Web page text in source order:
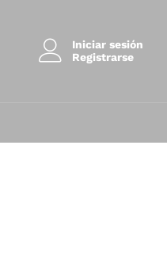
Iniciar sesión
Registrarse